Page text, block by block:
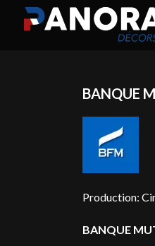
BANQUE
Production:
BANQUE